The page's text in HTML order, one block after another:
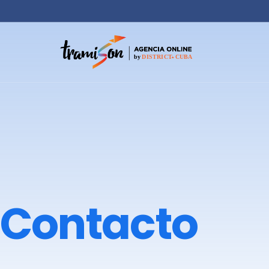
Contacto